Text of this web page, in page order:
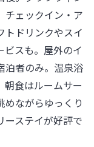
チェックイン・ア
トドリンクやスイ
ビスも。屋外のイ
泊者のみ。温泉浴
朝食はルームサー
めながらゆっくり
ーステイが好評で